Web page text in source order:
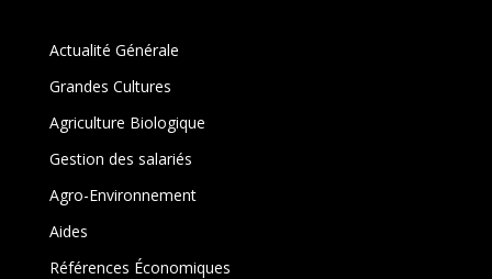
Actualité Générale
Grandes Cultures
Agriculture Biologique
Gestion des salariés
Agro-Environnement
Aides
Références Économiques